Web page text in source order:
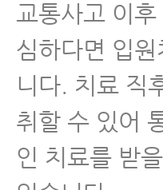
교통사고 이
심하다면 입
니다. 치료 직
취할 수 있어
인 치료를 받